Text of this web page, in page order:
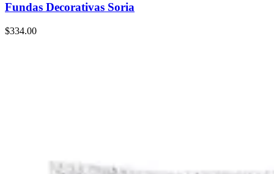
Fundas Decorativas Soria
$334.00